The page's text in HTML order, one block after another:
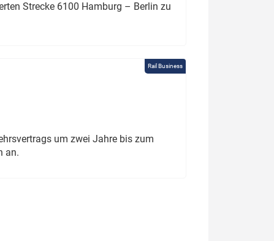
Strecke 6100 Hamburg – Berlin zu
Rail Business
um zwei Jahre bis zum
an.